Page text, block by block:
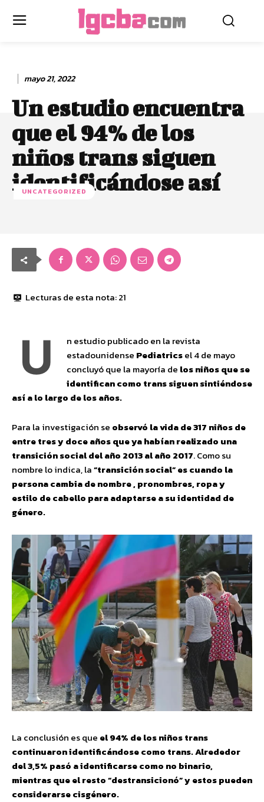
mayo 21, 2022
Un estudio encuentra
que el 94% de los
niños trans siguen
identificándose así
UNCATEGORIZED
Lecturas de esta nota:21
U
n estudio publicado en la revista
estadounidense Pediatricsel 4 de mayo
concluyó que la mayoría de los niños que se
identifican como trans siguen sintiéndose
así a lo largo de los años.
Para la investigación se observó la vida de 317 niños de
entre tres y doce años que ya habían realizado una
transición social del año 2013 al año 2017. Como su
nombre lo indica, la“transición social” es cuando la
persona cambia de nombre , pronombres, ropa y
estilo de cabello para adaptarse a su identidad de
género.
La conclusión es que el 94% de los niños trans
continuaron identificándose como trans. Alrededor
del 3,5% pasó a identificarse como no binario,
mientras que el resto “destransicionó” y estos pueden
considerarse cisgénero.